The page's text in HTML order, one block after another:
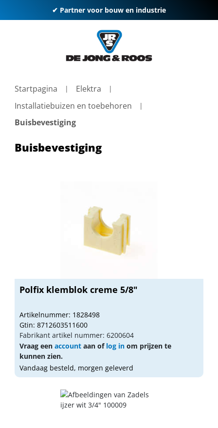
✔ Partner voor bouw en industrie
Startpagina
Elektra
Installatiebuizen en toebehoren
Buisbevestiging
Buisbevestiging
Polfix klemblok creme 5/8"
Artikelnummer: 1828498
Gtin: 8712603511600
Fabrikant artikel nummer: 6200604
Vraag een account aan of log in om prijzen te
kunnen zien.
Vandaag besteld, morgen geleverd